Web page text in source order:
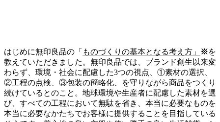
はじめに無印良品の「 ものづくりの基本となる考え方」 ※を
教えていただきました。無印良品では、ブランド創生以来変
わらず、環境・社会に配慮した3つの視点、①素材の選択、
②工程の点検、③包装の簡略化、を守りながら商品をつくり
続けているとのこと。地球環境や生産者に配慮した素材を選
び、すべての工程において無駄を省き、本当に必要なものを
本当に必要なかたちでお客様に提供することを目指している